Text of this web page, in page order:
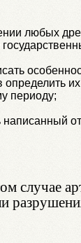
любых
определить
периоду;
написанный
случае